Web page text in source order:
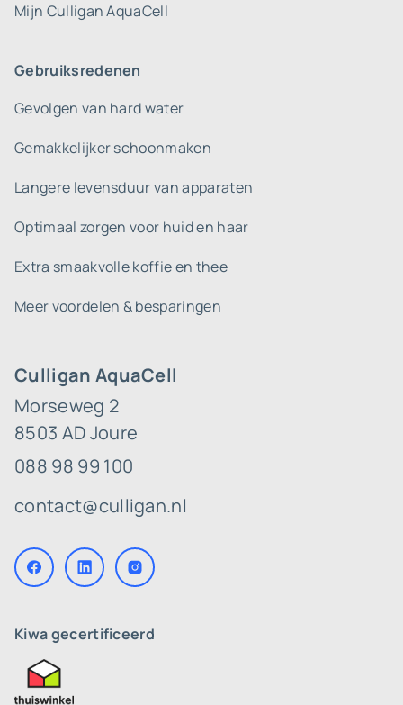
Culligan AquaCell
Morseweg 2
8503 AD Joure
088 98 99 100
contact@culligan.nl
Kiwa gecertificeerd
Mijn Culligan AquaCell
Gebruiksredenen
Gevolgen van hard water
Gemakkelijker schoonmaken
Langere levensduur van apparaten
Optimaal zorgen voor huid en haar
Extra smaakvolle koffie en thee
Meer voordelen & besparingen